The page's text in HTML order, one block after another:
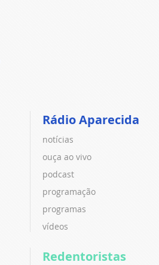
Rádio Aparecida
notícias
ouça ao vivo
podcast
programação
programas
vídeos
Redentoristas